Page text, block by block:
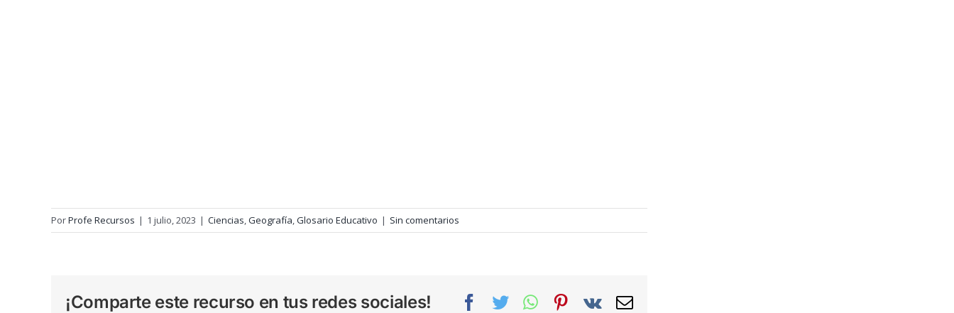
PorProfe Recursos | 1 julio, 2023 | Ciencias,Geografía,Glosario Educativo | Sin comentarios
¡Comparte este recurso en tus redes sociales! Facebook
TwitterWhatsAppPinterest
Vk
Correo